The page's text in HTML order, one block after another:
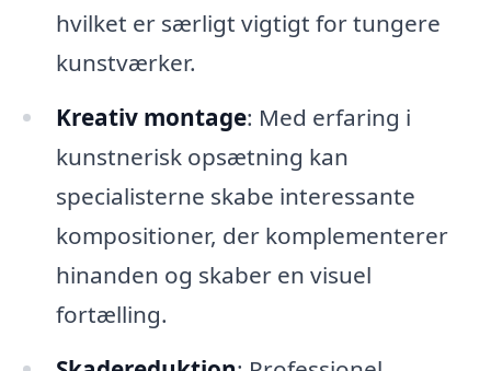
hvilket er særligt vigtigt for tungere
kunstværker.
Kreativ montage: Med erfaring i
kunstnerisk opsætning kan
specialisterne skabe interessante
kompositioner, der komplementerer
hinanden og skaber en visuel
fortælling.